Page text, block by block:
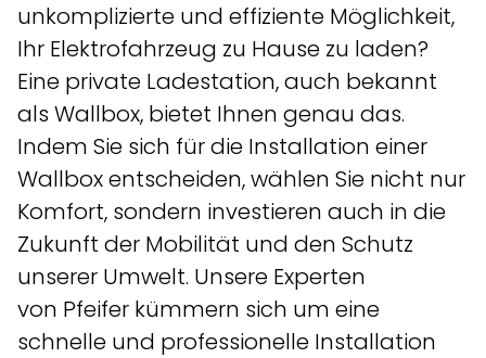
unkomplizierte und effiziente Möglichkeit,
Ihr Elektrofahrzeug zu Hause zu laden?
Eine private Ladestation, auch bekannt
als Wallbox, bietet Ihnen genau das.
Indem Sie sich für die Installation einer
Wallbox entscheiden, wählen Sie nicht nur
Komfort, sondern investieren auch in die
Zukunft der Mobilität und den Schutz
unserer Umwelt. Unsere Experten
von Pfeifer kümmern sich um eine
schnelle und professionelle Installation